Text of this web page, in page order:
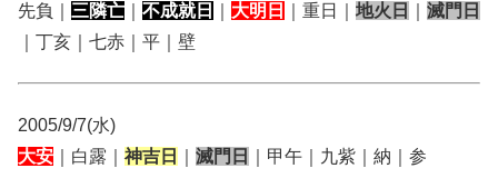
先負｜ 三隣亡 不成就日 大明日 ｜重日｜ 地火日
滅門日
｜丁亥｜七赤｜平｜壁
2005/9/7(水)
大安 ｜白露｜ 神吉日 滅門日 ｜甲午｜九紫｜納｜参